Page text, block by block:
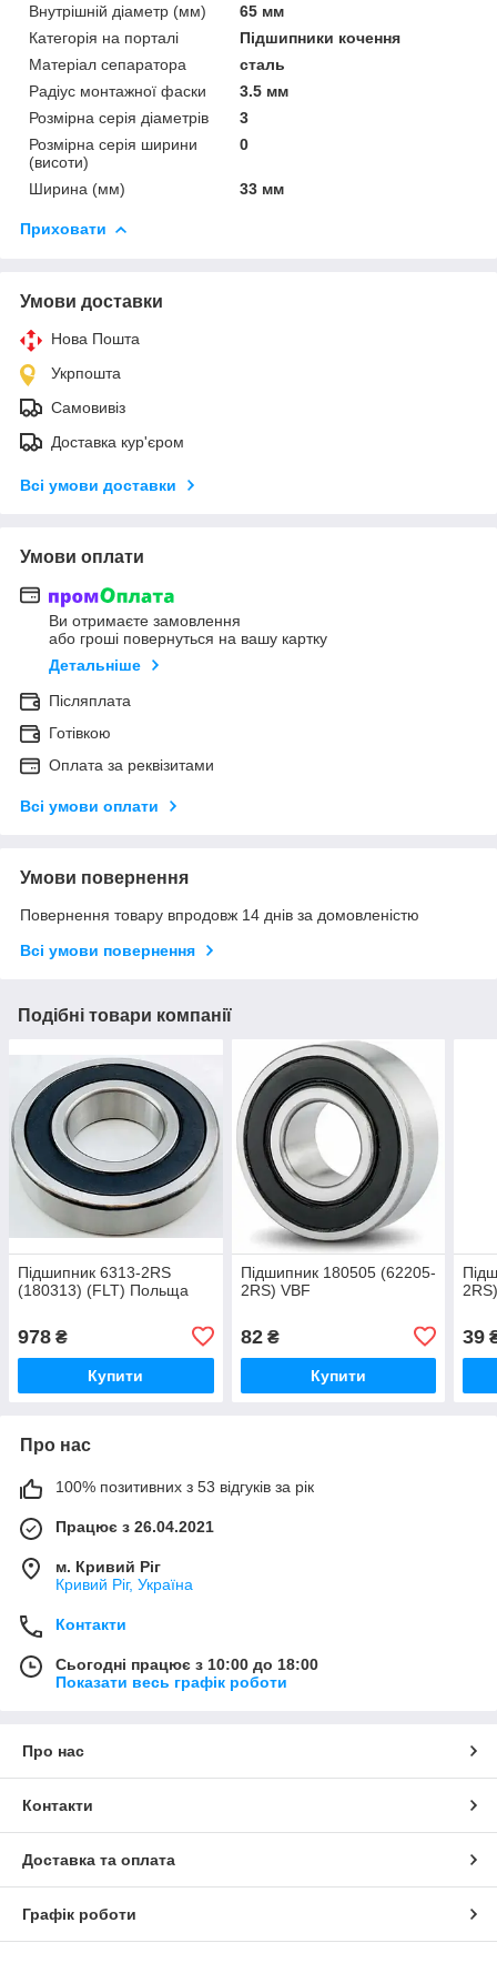
Внутрішній діаметр (мм)
65 мм
Категорія на порталі
Підшипники кочення
Матеріал сепаратора
сталь
Радіус монтажної фаски
3.5 мм
Розмірна серія діаметрів
3
Розмірна серія ширини
(висоти)
0
Ширина (мм) 33 мм
Приховати
Умови доставки
Нова Пошта
Укрпошта
Самовивіз
Доставка кур'єром
Всі умови доставки
Умови оплати
Ви отримаєте замовлення
або гроші повернуться на вашу картку
Детальніше
Післяплата
Готівкою
Оплата за реквізитами
Всі умови оплати
Умови повернення
Повернення товару впродовж 14 днів за домовленістю
Всі умови повернення
Подібні товари компанії
Підшипник 6313-2RS
(180313) (FLT) Польща
978 ₴
Купити
Підшипник 180505 (62205-
2RS) VBF
82₴
Купити
39
Про нас
100% позитивних з 53 відгуків за рік
Працює з 26.04.2021
м. Кривий Ріг
Кривий Ріг, Україна
Контакти
Сьогодні працює з 10:00 до 18:00
Показати весь графік роботи
Про нас
Контакти
Доставка та оплата
Графік роботи